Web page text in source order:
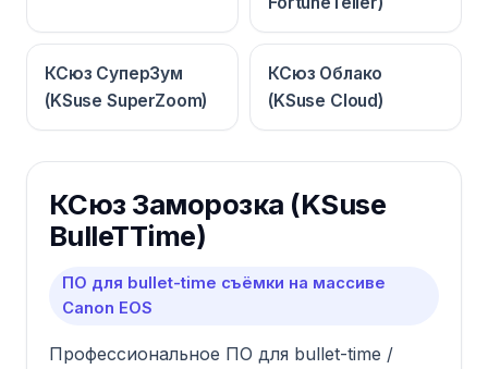
КСюз СуперЗум
(KSuse SuperZoom)
КСюз Облако
(KSuse Cloud)
КСюз Заморозка (KSuse
BulleTTime)
ПО для bullet-time съёмки на массиве
Canon EOS
Профессиональное ПО для bullet-time /